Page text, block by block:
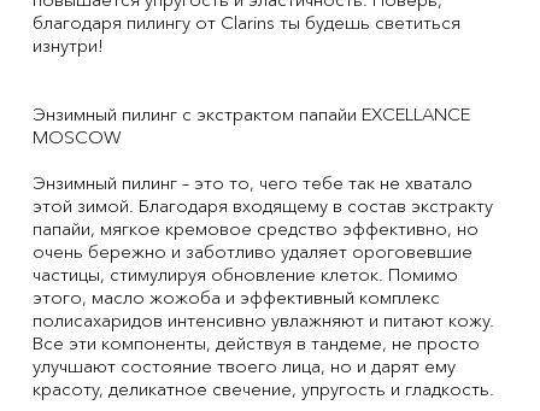
благодаря пилингу от Clarins ты будешь светиться
изнутри!
Энзимный пилинг с экстрактом папайи EXCELLANCE
MOSCOW
Энзимный пилинг – это то, чего тебе так не хватало
этой зимой. Благодаря входящему в состав экстракту
папайи, мягкое кремовое средство эффективно, но
очень бережно и заботливо удаляет ороговевшие
частицы, стимулируя обновление клеток. Помимо
этого, масло жожоба и эффективный комплекс
полисахаридов интенсивно увлажняют и питают кожу.
Все эти компоненты, действуя в тандеме, не просто
улучшают состояние твоего лица, но и дарят ему
красоту, деликатное свечение, упругость и гладкость.